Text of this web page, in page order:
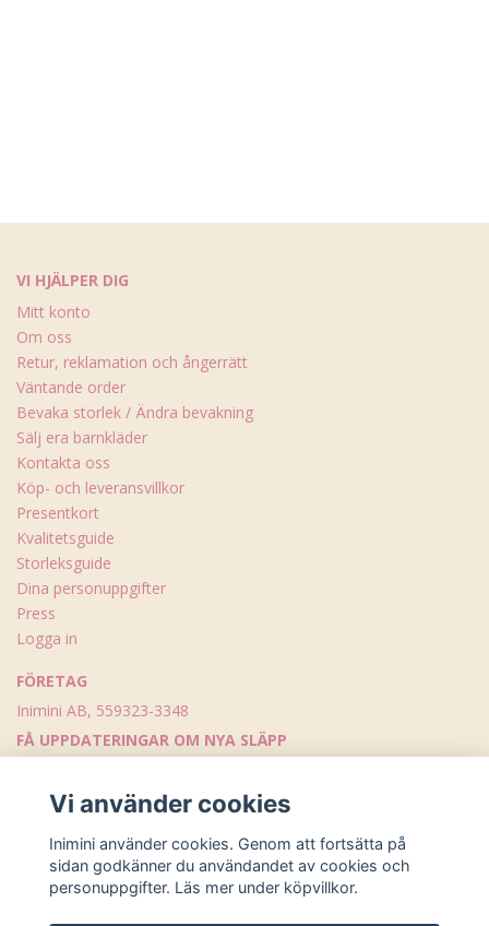
VI HJÄLPER DIG
Mitt konto
Om oss
Retur, reklamation och ångerrätt
Väntande order
Bevaka storlek / Ändra bevakning
Sälj era barnkläder
Kontakta oss
Köp- och leveransvillkor
Presentkort
Kvalitetsguide
Storleksguide
Dina personuppgifter
Press
Logga in
FÖRETAG
Inimini AB, 559323-3348
FÅ UPPDATERINGAR OM NYA SLÄPP
Vi använder cookies
Inimini använder cookies. Genom att fortsätta på
sidan godkänner du användandet av cookies och
personuppgifter. Läs mer under köpvillkor.